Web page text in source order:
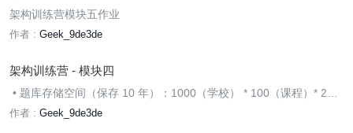
架构训练营模块五作业
作者 : Geek_9de3de
架构训练营 - 模块四
• 题库存储空间（保存 10 年）：1000（学校） * 100（课程）* 2
（考试次数）* 10（年） * 5KB（试卷）=10G
作者 : Geek_9de3de